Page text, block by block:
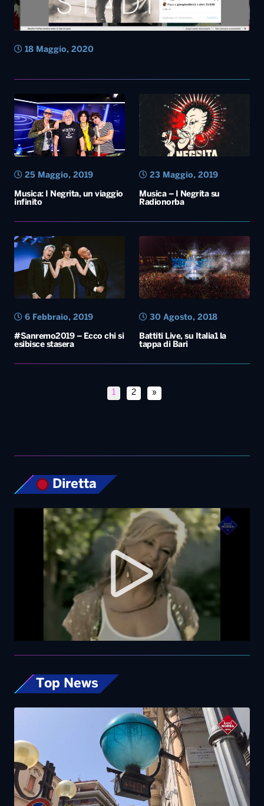
18 Maggio, 2020
Musica: I Negrita, un viaggio
infinito
25 Maggio, 2019
Musica – I Negrita su
Radionorba
23 Maggio, 2019
#Sanremo2019 – Ecco chi si
esibisce stasera
6 Febbraio, 2019
Battiti Live, su Italia1 la
tappa di Bari
30 Agosto, 2018
1 2 »
Diretta
Top News